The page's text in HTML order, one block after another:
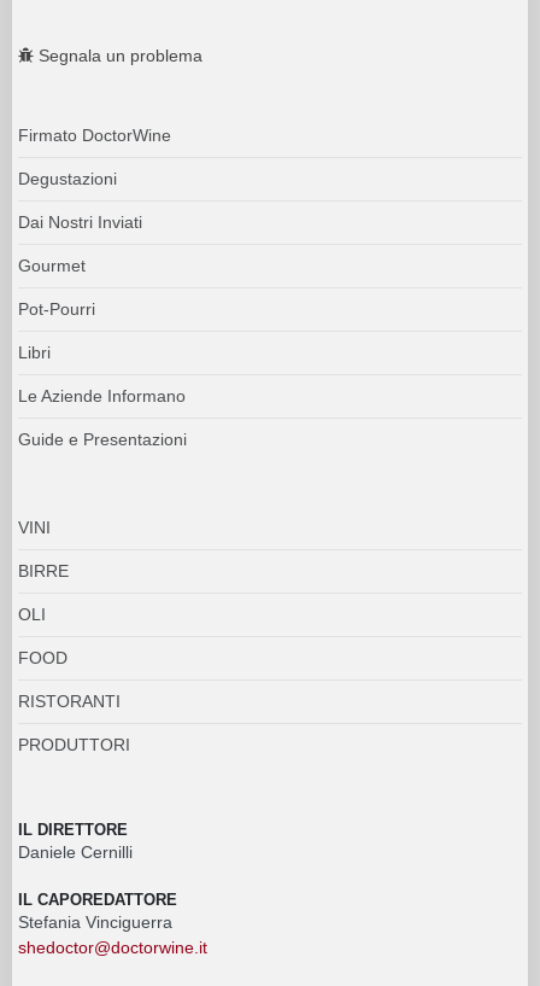
Segnala un problema
Firmato DoctorWine
Degustazioni
Dai Nostri Inviati
Gourmet
Pot-Pourri
Libri
Le Aziende Informano
Guide e Presentazioni
VINI
BIRRE
OLI
FOOD
RISTORANTI
PRODUTTORI
IL DIRETTORE
Daniele Cernilli
IL CAPOREDATTORE
Stefania Vinciguerra
shedoctor@doctorwine.it